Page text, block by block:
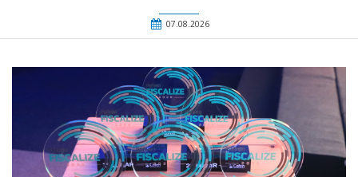
07.08.2026